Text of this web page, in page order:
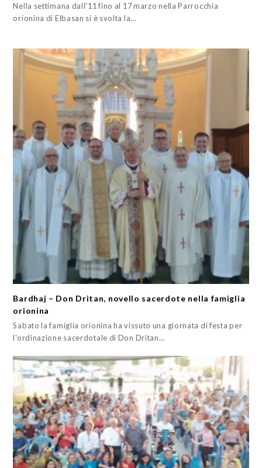
Nella settimana dall'11 fino al 17 marzo nella Parrocchia
orionina di Elbasan si è svolta la…
Bardhaj – Don Dritan, novello sacerdote nella famiglia
orionina
Sabato la famiglia orionina ha vissuto una giornata di festa per
l'ordinazione sacerdotale di Don Dritan…